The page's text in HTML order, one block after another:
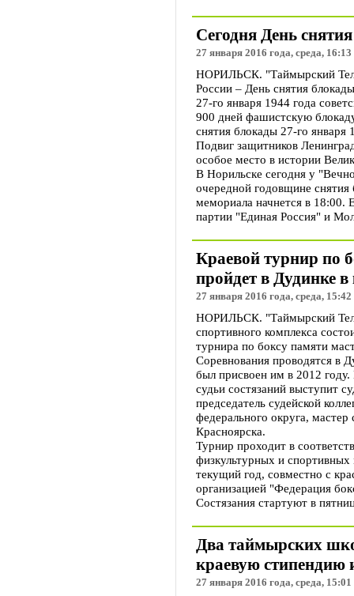
Сегодня День
27 января 2016 года, среда, 16:13
НОРИЛЬСК. "Таймырский
России – День снятия
27-го января 1944 года
900 дней фашистскую
снятия блокады 27-го
Подвиг защитников
особое место в истории
В Норильске сегодня у
очередной годовщине
мемориала начнется в 18:00.
партии "Единая Россия" и
Краевой турнир по
пройдет в Дудинке в
27 января 2016 года, среда, 15:42
НОРИЛЬСК. "Таймырский
спортивного комплекса
турнира по боксу памяти
Соревнования проводятся в
был присвоен им в 2012 году.
судьи состязаний выступит
председатель судейской
федерального округа,
Красноярска.
Турнир проходит в
физкультурных и
текущий год, совместно с
организацией "Федерация
Состязания стартуют в
Два таймырских
краевую стипендию
27 января 2016 года, среда, 15:01